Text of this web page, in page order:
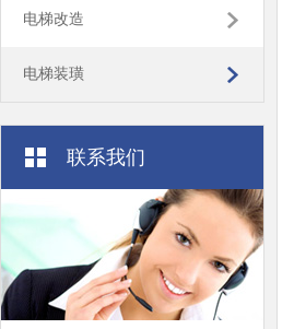
电梯改造
电梯装璜
联系我们